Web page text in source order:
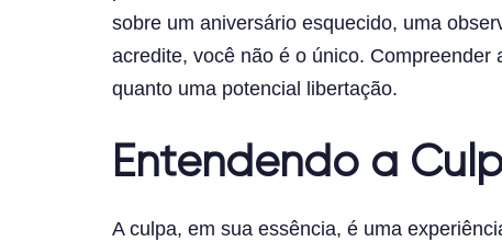
sobre um aniversário esquecido, uma
acredite, você não é o único.
quanto uma potencial libertação.
Entendendo a
A culpa, em sua essência, é uma